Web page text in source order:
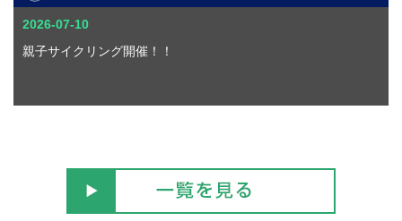
2026-07-10
親子サイクリング開催！！